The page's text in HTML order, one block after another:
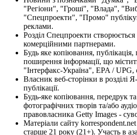
"Регіони", "Гроші", "Влада",
"Спецпроекти", "Промо"
реклами.
Розділ Спецпроекти створюється
комерційними партнерами.
Будь яке копіювання,
поширення інформації, що
"Інтерфакс-Україна", EPA / UPG,
Власник веб-сторінки в розділі
публікації.
Будь-яке копіювання, передрук
фотографічних творів та/або
правовласника Getty Images -
Матеріали сайту korrespondent.net
старше 21 року (21+). Участь в